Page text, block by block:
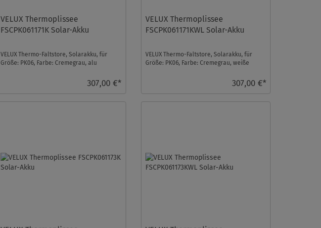
VELUX Thermoplissee
FSCPK061171K Solar-Akku
VELUX Thermo-Faltstore, Solarakku, für
Größe: PK06, Farbe: Cremegrau, alu
307,00 €*
VELUX Thermoplissee
FSCPK061171KWL Solar-Akku
VELUX Thermo-Faltstore, Solarakku, für
Größe: PK06, Farbe: Cremegrau, weiße
307,00 €*